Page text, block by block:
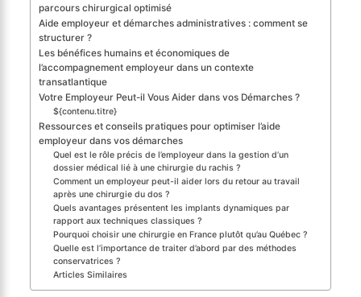
parcours chirurgical optimisé
Aide employeur et démarches administratives : comment se
structurer ?
Les bénéfices humains et économiques de
l’accompagnement employeur dans un contexte
transatlantique
Votre Employeur Peut-il Vous Aider dans vos Démarches ?
${contenu.titre}
Ressources et conseils pratiques pour optimiser l’aide
employeur dans vos démarches
Quel est le rôle précis de l’employeur dans la gestion d’un
dossier médical lié à une chirurgie du rachis ?
Comment un employeur peut-il aider lors du retour au travail
après une chirurgie du dos ?
Quels avantages présentent les implants dynamiques par
rapport aux techniques classiques ?
Pourquoi choisir une chirurgie en France plutôt qu’au Québec ?
Quelle est l’importance de traiter d’abord par des méthodes
conservatrices ?
Articles Similaires